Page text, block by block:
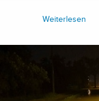
Weiterlesen